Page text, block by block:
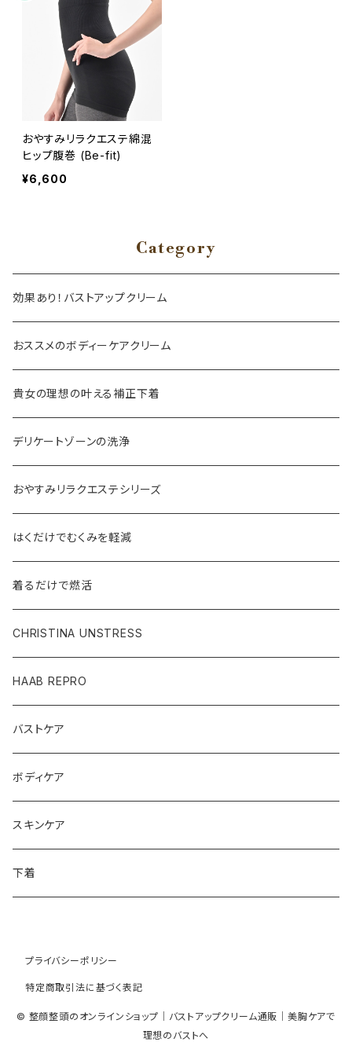
おやすみリラクエステ綿混
ヒップ腹巻 (Be-fit)
¥6,600
Category
効果あり！バストアップクリーム
おススメのボディーケアクリーム
貴女の理想の叶える補正下着
デリケートゾーンの洗浄
おやすみリラクエステシリーズ
はくだけでむくみを軽減
着るだけで燃活
CHRISTINA UNSTRESS
HAAB REPRO
バストケア
ボディケア
スキンケア
下着
プライバシーポリシー
特定商取引法に基づく表記
© 整顔整頭のオンラインショップ｜バストアップクリーム通販｜美胸ケアで
理想のバストへ